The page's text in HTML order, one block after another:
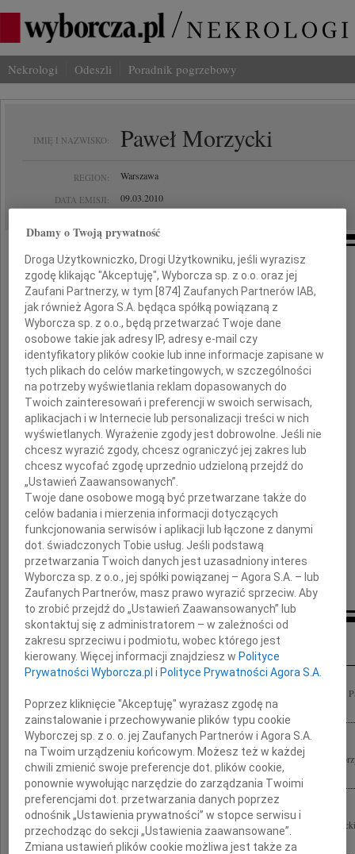
Nekrologi Odeszli Poradnik pogrzebowy
IMIĘ I NAZWISKO: Paweł Morzycki
REGION: Warszawa
DATA EMISJI: 09.03.2010
Kochanej
Joli Zwolińskiej
wyrazy współczucia z powodu śmierci
Męża
Pawła Morzyckiego
dziennikarza, podróżnika, żeglarza,
naszego Przyjaciela
składają
Kama, Monika, Krzysztof Zboralscy
Inne kondolencje
Pani Jolancie Zwolińskiej wyrazy najgłębszego współczucia i żalu po stracie Męża
Małgorzata Chechlińska i Leszek Krzanik
Pani Jolancie Zwolińskiej wyrazy głęboko współczucia po stracie Męża Pawła
Katarzyna Burno
Jolu z przykrością przyjęliśmy wiadomość o śmierci Twojego Męża Pawła
Boj
Dbamy o Twoją prywatność
Droga Użytkowniczko, Drogi Użytkowniku, jeśli wyrazisz
zgodę klikając "Akceptuję", Wyborcza sp. z o.o. oraz jej
Zaufani Partnerzy, w tym [874] Zaufanych Partnerów IAB,
jak również Agora S.A. będąca spółką powiązaną z
Wyborcza sp. z o.o., będą przetwarzać Twoje dane
osobowe takie jak adresy IP, adresy e-mail czy
identyfikatory plików cookie lub inne informacje zapisane w
tych plikach do celów marketingowych, w szczególności
na potrzeby wyświetlania reklam dopasowanych do
Twoich zainteresowań i preferencji w swoich serwisach,
aplikacjach i w Internecie lub personalizacji treści w nich
wyświetlanych. Wyrażenie zgody jest dobrowolne. Jeśli nie
chcesz wyrazić zgody, chcesz ograniczyć jej zakres lub
chcesz wycofać zgodę uprzednio udzieloną przejdź do
„Ustawień Zaawansowanych”.
Twoje dane osobowe mogą być przetwarzane także do
celów badania i mierzenia informacji dotyczących
funkcjonowania serwisów i aplikacji lub łączone z danymi
dot. świadczonych Tobie usług. Jeśli podstawą
przetwarzania Twoich danych jest uzasadniony interes
Wyborcza sp. z o.o., jej spółki powiązanej – Agora S.A. – lub
Zaufanych Partnerów, masz prawo wyrazić sprzeciw. Aby
to zrobić przejdź do „Ustawień Zaawansowanych” lub
skontaktuj się z administratorem – w zależności od
zakresu sprzeciwu i podmiotu, wobec którego jest
kierowany. Więcej informacji znajdziesz wPolityce
Prywatności Wyborcza.pl iPolityce Prywatności Agora S.A.
Poprzez kliknięcie "Akceptuję" wyrażasz zgodę na
zainstalowanie i przechowywanie plików typu cookie
Wyborczej sp. z o. o. jej Zaufanych Partnerów i Agora S.A.
na Twoim urządzeniu końcowym. Możesz też w każdej
chwili zmienić swoje preferencje dot. plików cookie,
ponownie wywołując narzędzie do zarządzania Twoimi
preferencjami dot. przetwarzania danych poprzez
odnośnik „Ustawienia prywatności” w stopce serwisu i
przechodząc do sekcji „Ustawienia zaawansowane”.
Zmiana ustawień plików cookie możliwa jest także za